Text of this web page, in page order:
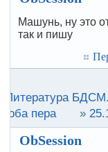
Машунь, ну это
так и пишу
Литература
пера
»
ObSession